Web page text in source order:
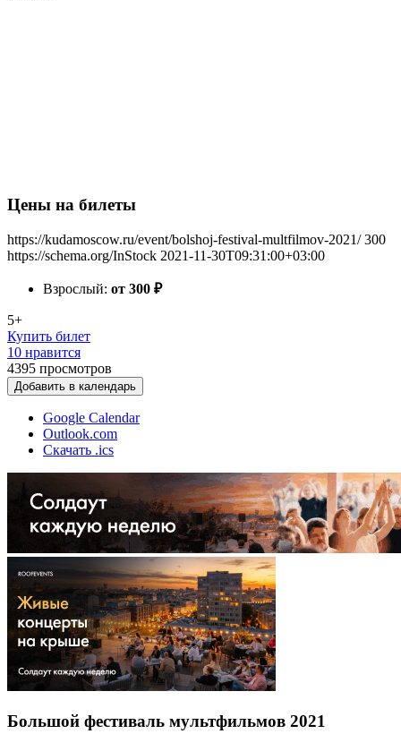
Цены на билеты
https://kudamoscow.ru/event/bolshoj-festival-multfilmov-2021/ 300
https://schema.org/InStock 2021-11-30T09:31:00+03:00
Взрослый: от 300 ₽
5+
Купить билет
10 нравится
4395 просмотров
Добавить в календарь
Google Calendar
Outlook.com
Скачать .ics
Большой фестиваль мультфильмов 2021